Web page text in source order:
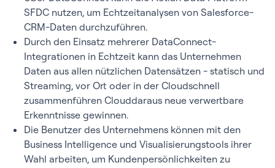
SFDC nutzen, um Echtzeitanalysen von Salesforce-
CRM-Daten durchzuführen.
Durch den Einsatz mehrerer DataConnect-
Integrationen in Echtzeit kann das Unternehmen
Daten aus allen nützlichen Datensätzen - statisch und
Streaming, vor Ort oder in der Cloudschnell
zusammenführen Clouddaraus neue verwertbare
Erkenntnisse gewinnen.
Die Benutzer des Unternehmens können mit den
Business Intelligence und Visualisierungstools ihrer
Wahl arbeiten, um Kundenpersönlichkeiten zu